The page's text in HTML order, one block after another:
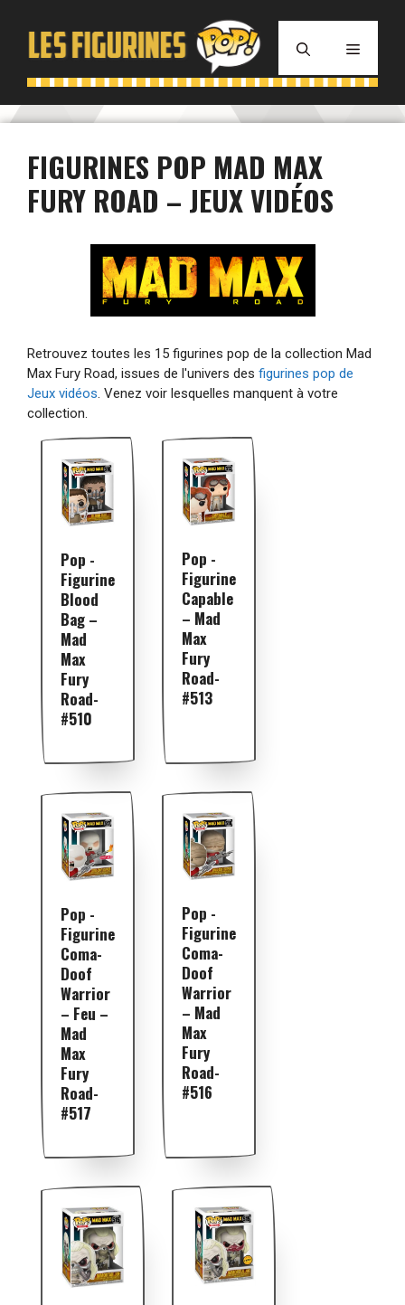
contenu
MENU
FIGURINES POP MAD MAX
FURY ROAD – JEUX VIDÉOS
Retrouvez toutes les 15 figurines pop de la collection Mad
Max Fury Road, issues de l'univers des figurines pop de
Jeux vidéos. Venez voir lesquelles manquent à votre
collection.
Pop -
Figurine
Blood
Bag –
Mad
Max
Fury
Road-
#510
Pop -
Figurine
Capable
– Mad
Max
Fury
Road-
#513
Pop -
Figurine
Coma-
Doof
Warrior
– Feu –
Mad
Max
Fury
Road-
#517
Pop -
Figurine
Coma-
Doof
Warrior
– Mad
Max
Fury
Road-
#516